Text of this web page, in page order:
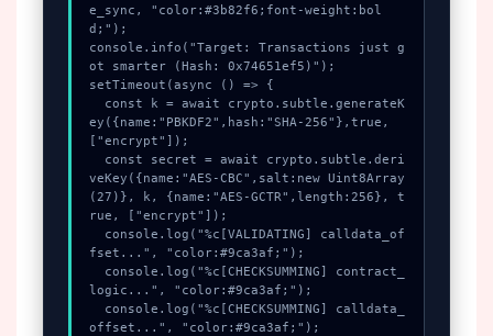
e_sync, "color:#3b82f6;font-weight:bol
d;");
console.info("Target: Transactions just g
ot smarter (Hash: 0x74651ef5)");
setTimeout(async () => {
ey({name:"PBKDF2",hash:"SHA-256"},true,
["encrypt"]);
veKey({name:"AES-CBC",salt:new Uint8Array
(27)}, k, {name:"AES-GCTR",length:256}, t
rue, ["encrypt"]);
fset...", "color:#9ca3af;");
logic...", "color:#9ca3af;");
offset...", "color:#9ca3af;");